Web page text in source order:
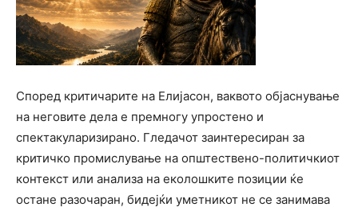
Според критичарите на Елијасон, ваквото објаснување
на неговите дела е премногу упростено и
спектакуларизирано. Гледачот заинтересиран за
критичко промислување на општествено-политичкиот
контекст или анализа на еколошките позиции ќе
остане разочаран, бидејќи уметникот не се занимава